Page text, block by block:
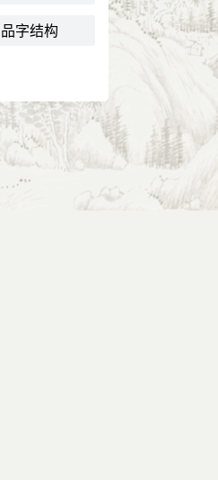
品字结构